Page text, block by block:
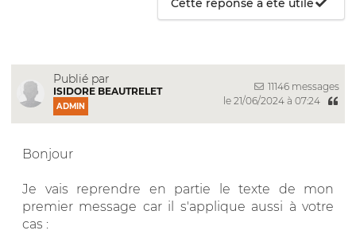
Publié par
ISIDORE BEAUTRELET
ADMIN
11146 messages
le 21/06/2024 à 07:24
Bonjour
Je vais reprendre en partie le texte de mon
premier message car il s'applique aussi à votre
cas :